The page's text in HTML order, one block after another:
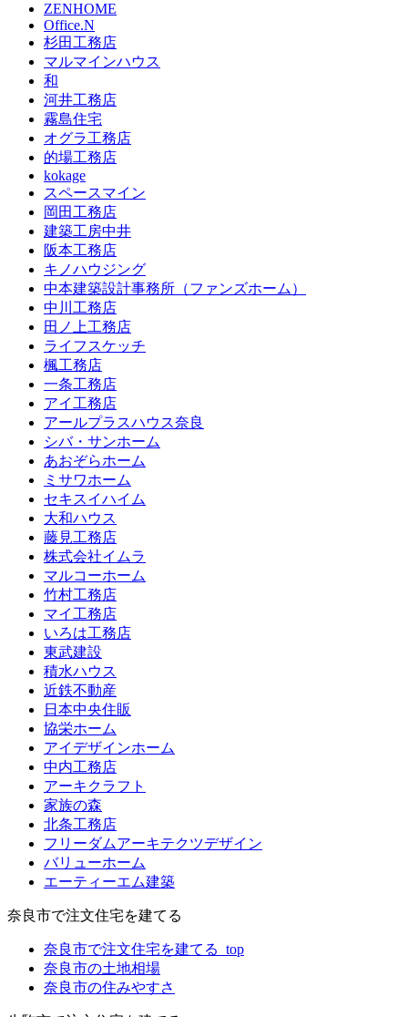
ZENHOME
Office.N
杉田工務店
マルマインハウス
和
河井工務店
霧島住宅
オグラ工務店
的場工務店
kokage
スペースマイン
岡田工務店
建築工房中井
阪本工務店
キノハウジング
中本建築設計事務所（ファンズホーム）
中川工務店
田ノ上工務店
ライフスケッチ
楓工務店
一条工務店
アイ工務店
アールプラスハウス奈良
シバ・サンホーム
あおぞらホーム
ミサワホーム
セキスイハイム
大和ハウス
藤見工務店
株式会社イムラ
マルコーホーム
竹村工務店
マイ工務店
いろは工務店
東武建設
積水ハウス
近鉄不動産
日本中央住販
協栄ホーム
アイデザインホーム
中内工務店
アーキクラフト
家族の森
北条工務店
フリーダムアーキテクツデザイン
バリューホーム
エーティーエム建築
奈良市で注文住宅を建てる
奈良市で注文住宅を建てる_top
奈良市の土地相場
奈良市の住みやすさ